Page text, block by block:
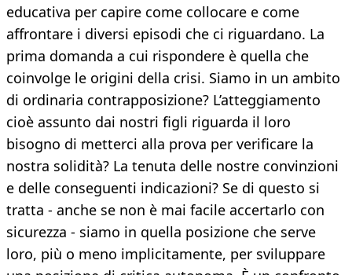
educativa per capire come collocare e come
affrontare i diversi episodi che ci riguardano. La
prima domanda a cui rispondere è quella che
coinvolge le origini della crisi. Siamo in un ambito
di ordinaria contrapposizione? L’atteggiamento
cioè assunto dai nostri figli riguarda il loro
bisogno di metterci alla prova per verificare la
nostra solidità? La tenuta delle nostre convinzioni
e delle conseguenti indicazioni? Se di questo si
tratta - anche se non è mai facile accertarlo con
sicurezza - siamo in quella posizione che serve
loro, più o meno implicitamente, per sviluppare